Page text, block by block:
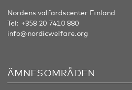
Nordens välfärdscenter Finland
Tel: +358 20 7410 880
info@nordicwelfare.org
ÄMNESOMRÅDEN